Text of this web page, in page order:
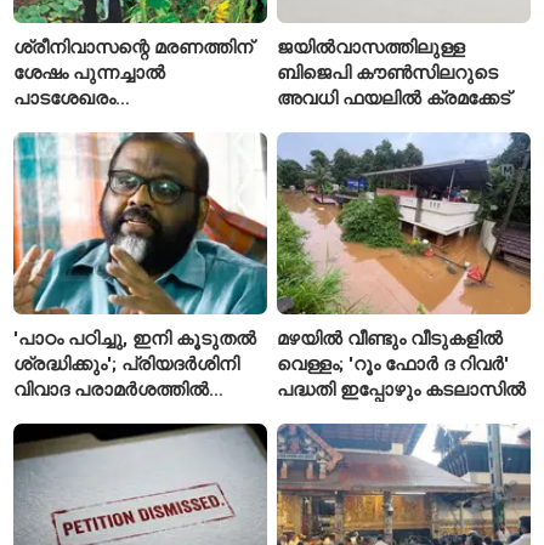
ശ്രീനിവാസന്റെ മരണത്തിന്
ശേഷം പുന്നച്ചാൽ
പാടശേഖരം
കർഷകർ
ജയിൽവാസത്തിലുള്ള
ബിജെപി കൗൺസിലറുടെ
അവധി ഫയലിൽ ക്രമക്കേട്
'പാഠം പഠിച്ചു, ഇനി കൂടുതൽ
ശ്രദ്ധിക്കും'; പ്രിയദർശിനി
വിവാദ പരാമർശത്തിൽ
സി.പി. ജോൺ
മഴയിൽ വീണ്ടും വീടുകളിൽ
വെള്ളം; 'റൂം ഫോർ ദ റിവർ'
പദ്ധതി ഇപ്പോഴും കടലാസിൽ